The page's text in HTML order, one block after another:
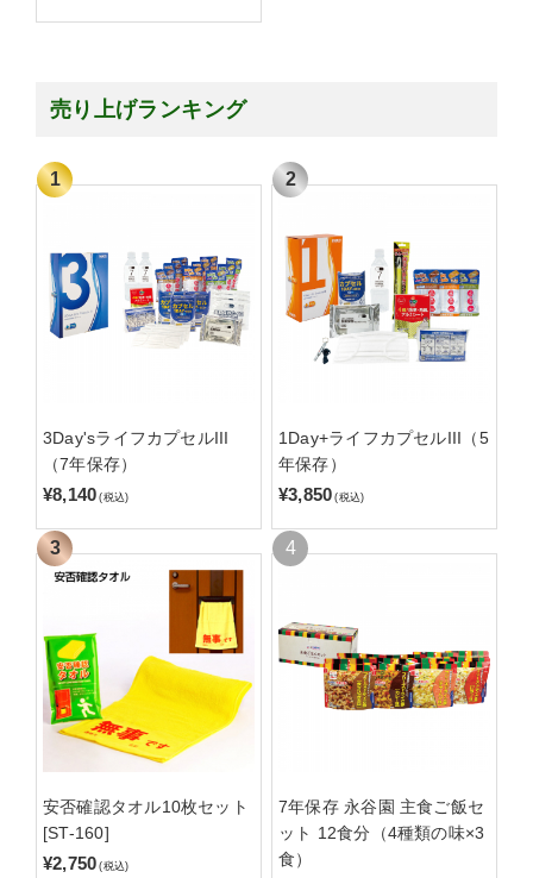
売り上げランキング
3Day'sライフカプセルIII
（7年保存）
¥8,140 (税込)
1Day+ライフカプセルIII（5
年保存）
¥3,850 (税込)
安否確認タオル10枚セット
[ST-160]
¥2,750 (税込)
7年保存 永谷園 主食ご飯セ
ット 12食分（4種類の味×3
食）